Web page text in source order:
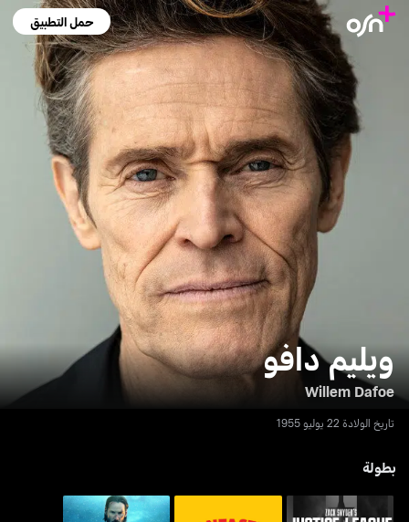
حمل التطبيق
ويليم دافو
Willem Dafoe
تاريخ الولادة 22 يوليو 1955
بطولة